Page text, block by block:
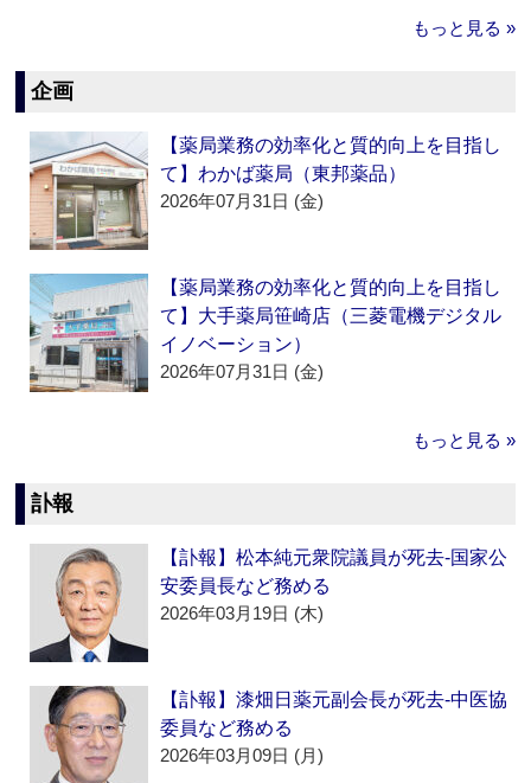
もっと見る »
企画
【薬局業務の効率化と質的向上を目指し
て】わかば薬局（東邦薬品）
2026年07月31日 (金)
【薬局業務の効率化と質的向上を目指し
て】大手薬局笹崎店（三菱電機デジタル
イノベーション）
2026年07月31日 (金)
もっと見る »
訃報
【訃報】松本純元衆院議員が死去‐国家公
安委員長など務める
2026年03月19日 (木)
【訃報】漆畑日薬元副会長が死去‐中医協
委員など務める
2026年03月09日 (月)